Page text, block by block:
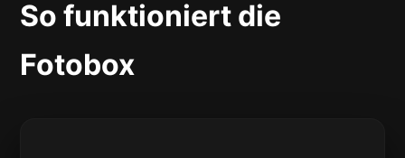
So funktioniert die
Fotobox